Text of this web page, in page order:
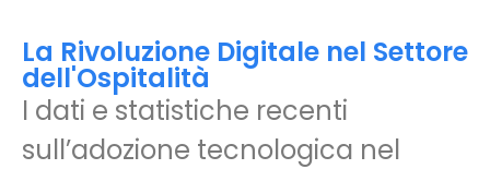
La Rivoluzione Digitale nel Settore
dell'Ospitalità
I dati e statistiche recenti
sull’adozione tecnologica nel